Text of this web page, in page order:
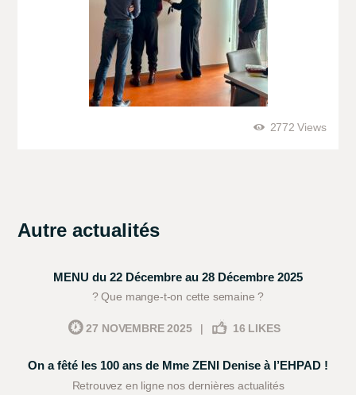
2772 Views
Autre actualités
MENU du 22 Décembre au 28 Décembre 2025
? Que mange-t-on cette semaine ?
27 NOVEMBRE 2025 | 16 LIKES
On a fêté les 100 ans de Mme ZENI Denise à l’EHPAD !
Retrouvez en ligne nos dernières actualités